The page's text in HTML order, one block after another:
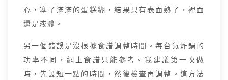
心，塞了滿滿的蛋糕糊，結果只有表面熟了，裡面
還是液體。
另一個錯誤是沒根據食譜調整時間。每台氣炸鍋的
功率不同，網上食譜只能參考。我建議第一次做
時，先設短一點的時間，然後檢查再調整。這方法